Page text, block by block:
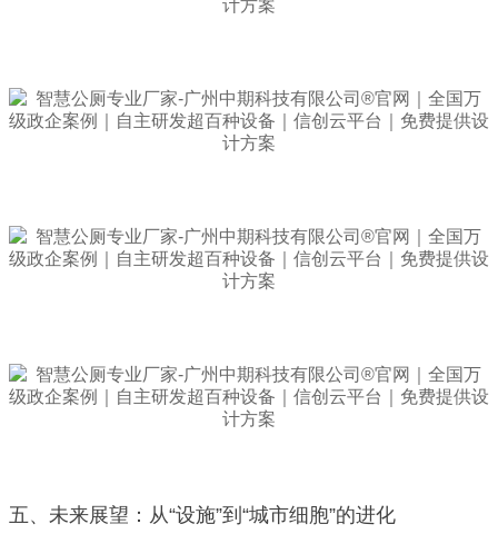
五、未来展望：从“设施”到“城市细胞”的进化